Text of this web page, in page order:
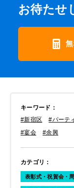
お待たせ
キーワード ：
#新宿区
#パーテ
#宴会
#余興
カテゴリ ：
表彰式・祝賀会・